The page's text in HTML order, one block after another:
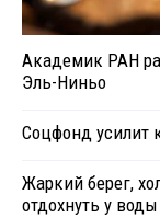
Академик РАН
Эль-Ниньо
Соцфонд усилит
Жаркий берег,
отдохнуть у воды